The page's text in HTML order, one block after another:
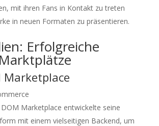
mit ihren Fans in Kontakt zu treten
in neuen Formaten zu präsentieren.
Erfolgreiche
Marketplace
Marketplace entwickelte seine
mit einem vielseitigen Backend, um